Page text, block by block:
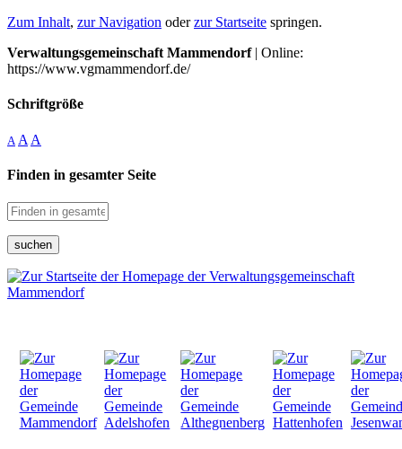
Zum Inhalt, zur Navigation oderzur Startseite springen.
Verwaltungsgemeinschaft Mammendorf| Online:
https://www.vgmammendorf.de/
Schriftgröße
A A A
Finden in gesamter Seite
suchen